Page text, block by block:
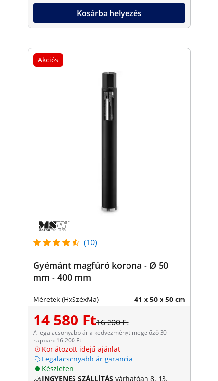
Kosárba helyezés
Akciós
(10)
Gyémánt magfúró korona - Ø 50
mm - 400 mm
Méretek (HxSzéxMa) 41 x 50 x 50 cm
14 580 Ft16 200 Ft
A legalacsonyabb ár a kedvezményt megelőző 30
napban: 16 200 Ft
Korlátozott idejű ajánlat
Legalacsonyabb ár garancia
Készleten
INGYENES SZÁLLÍTÁS várhatóan 8. 13.